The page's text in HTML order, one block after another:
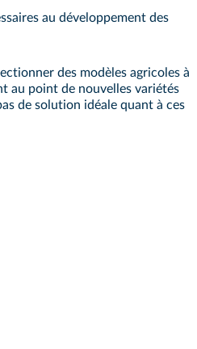
au développement des
des modèles agricoles à
au point de nouvelles variétés
de solution idéale quant à ces